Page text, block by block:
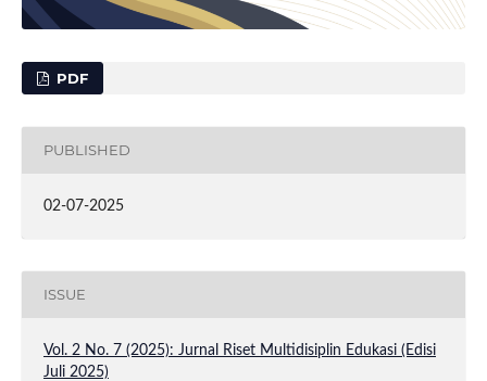
PDF
PUBLISHED
02-07-2025
ISSUE
Vol. 2 No. 7 (2025): Jurnal Riset Multidisiplin Edukasi (Edisi
Juli 2025)